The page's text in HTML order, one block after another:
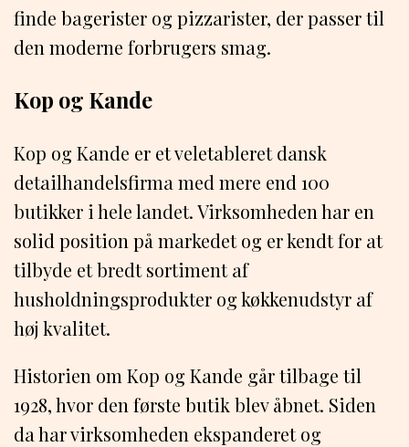
finde bagerister og pizzarister, der passer til
den moderne forbrugers smag.
Kop og Kande
Kop og Kande er et veletableret dansk
detailhandelsfirma med mere end 100
butikker i hele landet. Virksomheden har en
solid position på markedet og er kendt for at
tilbyde et bredt sortiment af
husholdningsprodukter og køkkenudstyr af
høj kvalitet.
Historien om Kop og Kande går tilbage til
1928, hvor den første butik blev åbnet. Siden
da har virksomheden ekspanderet og